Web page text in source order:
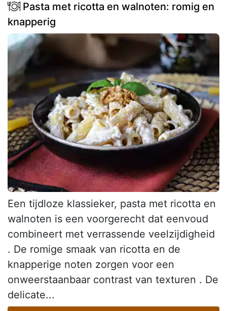
Pasta met ricotta en walnoten: romig en
knapperig
Een tijdloze klassieker, pasta met ricotta en
walnoten is een voorgerecht dat eenvoud
combineert met verrassende veelzijdigheid
. De romige smaak van ricotta en de
knapperige noten zorgen voor een
onweerstaanbaar contrast van texturen . De
delicate...